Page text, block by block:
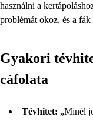
használni a
problémát okoz, és a
Gyakori
cáfolata
Tévhitet: „Minél